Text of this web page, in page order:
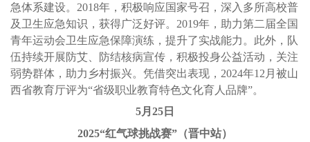
急体系建设。2018年，积极响应国家号召，深入多所高校普
及卫生应急知识，获得广泛好评。2019年，助力第二届全国
青年运动会卫生应急保障演练，提升了实战能力。此外，队
伍持续开展防艾、防结核病宣传，积极投身公益活动，关注
弱势群体，助力乡村振兴。凭借突出表现，2024年12月被山
西省教育厅评为“省级职业教育特色文化育人品牌”。
5月25日
2025“红气球挑战赛”（晋中站）